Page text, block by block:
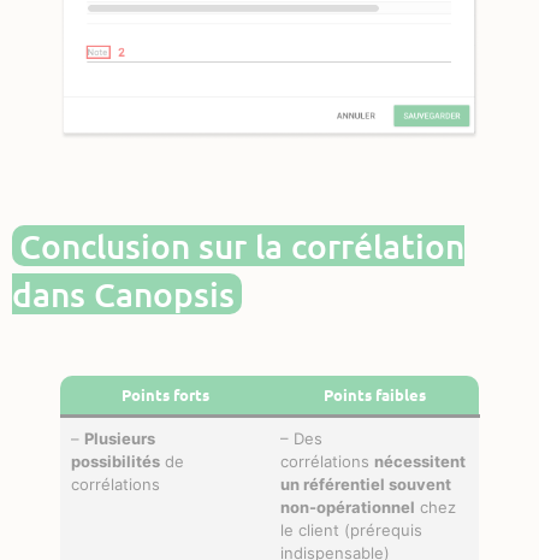
Conclusion sur la corrélation
dans Canopsis
Points forts Points faibles
– Plusieurs
possibilités de
corrélations
– Des
corrélations nécessitent
un référentiel souvent
non-opérationnel chez
le client (prérequis
indispensable)